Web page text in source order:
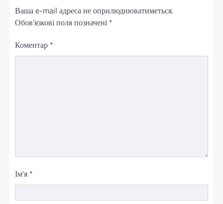
Ваша e-mail адреса не оприлюднюватиметься.
Обов’язкові поля позначені *
Коментар *
Ім'я *